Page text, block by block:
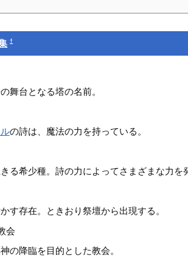
†
舞台となる塔の名前。
の詩は、魔法の力を持っている。
る希少種。詩の力によってさまざまな力を
す存在。ときおり祭壇から出現する。
会
の降臨を目的とした教会。